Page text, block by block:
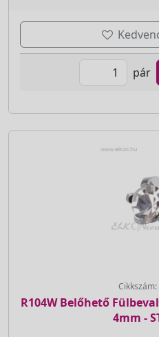
pár
Cikkszám:
R104W Belőhető
4mm -